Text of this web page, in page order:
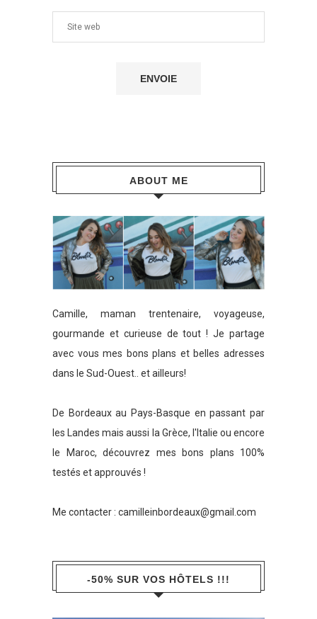
ABOUT ME
Camille, maman trentenaire, voyageuse,
gourmande et curieuse de tout ! Je partage
avec vous mes bons plans et belles adresses
dans le Sud-Ouest.. et ailleurs!
De Bordeaux au Pays-Basque en passant par
les Landes mais aussi la Grèce, l'Italie ou encore
le Maroc, découvrez mes bons plans 100%
testés et approuvés !
Me contacter : camilleinbordeaux@gmail.com
-50% SUR VOS HÔTELS !!!